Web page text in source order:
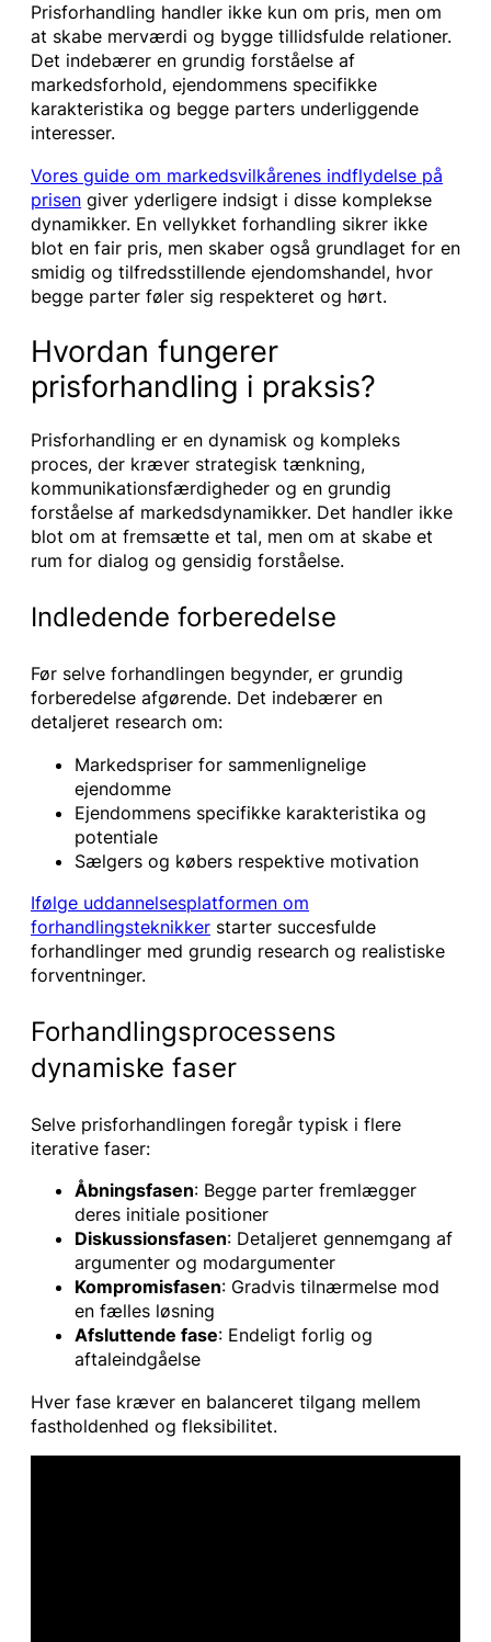
Prisforhandling handler ikke kun om pris, men om
at skabe merværdi og bygge tillidsfulde relationer.
Det indebærer en grundig forståelse af
markedsforhold, ejendommens specifikke
karakteristika og begge parters underliggende
interesser.
Vores guide om markedsvilkårenes indflydelse på
prisen giver yderligere indsigt i disse komplekse
dynamikker. En vellykket forhandling sikrer ikke
blot en fair pris, men skaber også grundlaget for en
smidig og tilfredsstillende ejendomshandel, hvor
begge parter føler sig respekteret og hørt.
Hvordan fungerer
prisforhandling i praksis?
Prisforhandling er en dynamisk og kompleks
proces, der kræver strategisk tænkning,
kommunikationsfærdigheder og en grundig
forståelse af markedsdynamikker. Det handler ikke
blot om at fremsætte et tal, men om at skabe et
rum for dialog og gensidig forståelse.
Indledende forberedelse
Før selve forhandlingen begynder, er grundig
forberedelse afgørende. Det indebærer en
detaljeret research om:
Markedspriser for sammenlignelige
ejendomme
Ejendommens specifikke karakteristika og
potentiale
Sælgers og købers respektive motivation
Ifølge uddannelsesplatformen om
forhandlingsteknikker starter succesfulde
forhandlinger med grundig research og realistiske
forventninger.
Forhandlingsprocessens
dynamiske faser
Selve prisforhandlingen foregår typisk i flere
iterative faser:
Åbningsfasen: Begge parter fremlægger
deres initiale positioner
Diskussionsfasen: Detaljeret gennemgang af
argumenter og modargumenter
Kompromisfasen: Gradvis tilnærmelse mod
en fælles løsning
Afsluttende fase: Endeligt forlig og
aftaleindgåelse
Hver fase kræver en balanceret tilgang mellem
fastholdenhed og fleksibilitet.